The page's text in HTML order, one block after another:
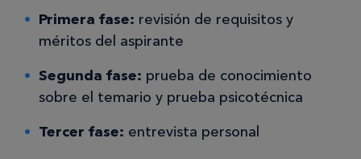
Primera fase: revisión de requisitos y
méritos del aspirante
Segunda fase: prueba de conocimiento
sobre el temario y prueba psicotécnica
Tercer fase: entrevista personal